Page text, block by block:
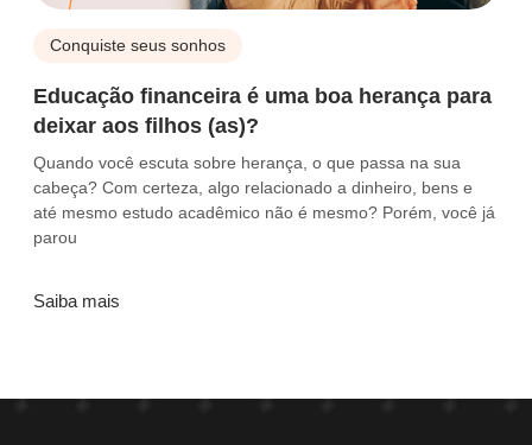
Conquiste seus sonhos
Educação financeira é uma boa herança para
deixar aos filhos (as)?
Quando você escuta sobre herança, o que passa na sua
cabeça? Com certeza, algo relacionado a dinheiro, bens e
até mesmo estudo acadêmico não é mesmo? Porém, você já
parou
Saiba mais